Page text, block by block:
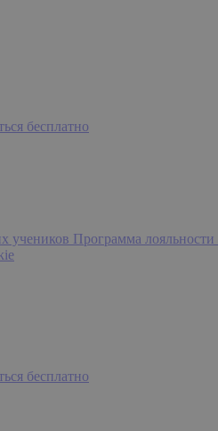
бесплатно
учеников Программа лояльности
бесплатно